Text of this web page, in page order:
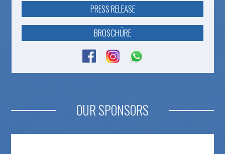
PRESS RELEASE
BROSCHÜRE
OUR SPONSORS